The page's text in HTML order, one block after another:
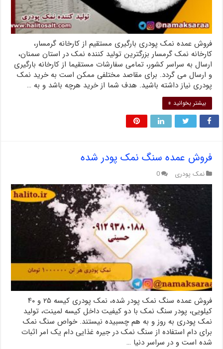
فروش عمده نمک پودری بارگیری مستقیم از کارخانه گرمسار،
کارخانه نمک گرمسار بزرگترین تولید کننده نمک در استان سمنان،
ارسال به سراسر کشور، تمامی سفارشات مستقیما از کارخانه بارگیری
و ارسال می گردد. برای مقاصد مختلفی ممکن است به خرید نمک
پودری نیاز داشته باشید. هدف شما از خرید هرچه باشد و به …
بیشتر بخوانید »
فروش عمده سنگ نمک پودر شده
نمک پودری 0
فروش عمده سنگ نمک پودر شده، نمک پودری کیسه ۲۵ و ۴۰
کیلویی، پودر سنگ نمک با دو کیفیت داخل کیسه لمینت، تولید
نمک پودری به روز و به هم چسبیده نیستند. خواص سنگ نمک
برای دام استفاده از سنگ نمک در جیره غذایی دام یک امر اثبات
شده است و در سراسر دنیا …